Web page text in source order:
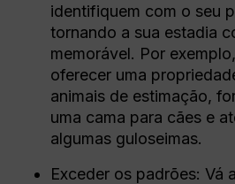
identifiquem com o seu
tornando a sua estadia
memorável. Por
oferecer uma
animais de estimação,
uma cama para cães e
algumas guloseimas.
Exceder os padrões: Vá